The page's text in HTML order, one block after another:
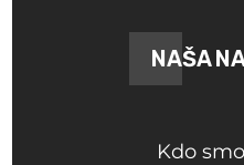
NAŠA
Kdo